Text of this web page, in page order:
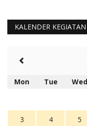
KALENDER KEGIATAN
Mon Tue Wed
3 4 5